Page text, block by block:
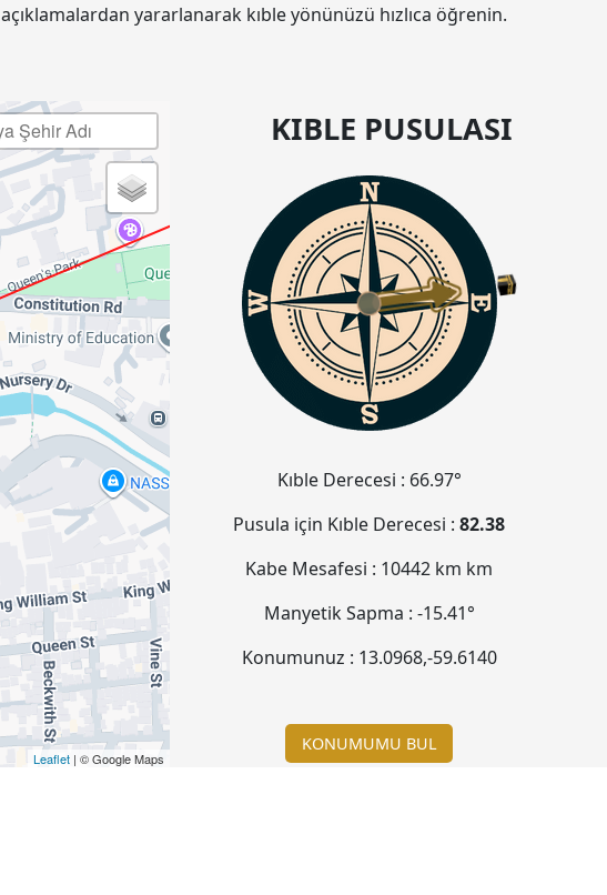
yararlanarak kıble yönünüzü hızlıca öğrenin.
Leaflet | © Google Maps
KIBLE PUSULASI
Kıble Derecesi : 66.97°
Pusula için Kıble Derecesi :82.38
Kabe Mesafesi : 10442 km km
Manyetik Sapma : -15.41°
Konumunuz : 13.0968,-59.6140
KONUMUMU BUL